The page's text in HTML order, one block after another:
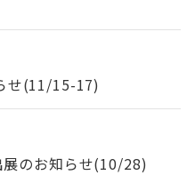
せ(11/15-17)
のお知らせ(10/28)